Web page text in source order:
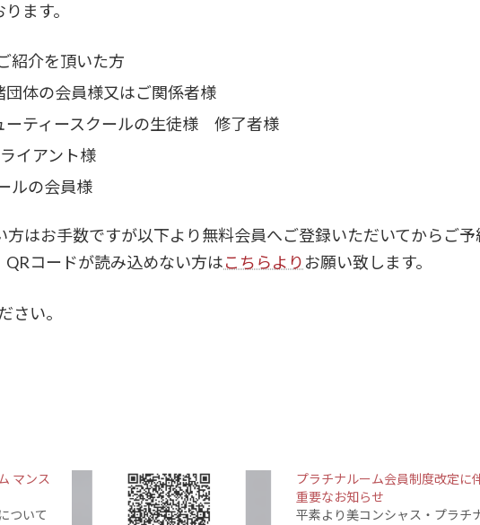
ます。
紹介を頂いた方
体の会員様又はご関係者様
ーティースクールの生徒様 修了者様
イアント様
ルの会員様
はお手数ですが以下より無料会員へご登録いただいてからご予
QRコードが読み込めない方はこちらより お願い致します。
さい。
マンス
ついて
プラチナルーム会員制度改定に
重要なお知らせ
平素より美コンシャス・プラチ